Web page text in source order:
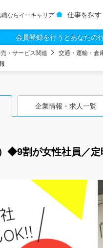
職ならイーキャリア 仕事を探す
会員登録を行うとあなたの
・サービス関連 交通・運輸・倉
企業情報・求人一覧
◆9割が女性社員／